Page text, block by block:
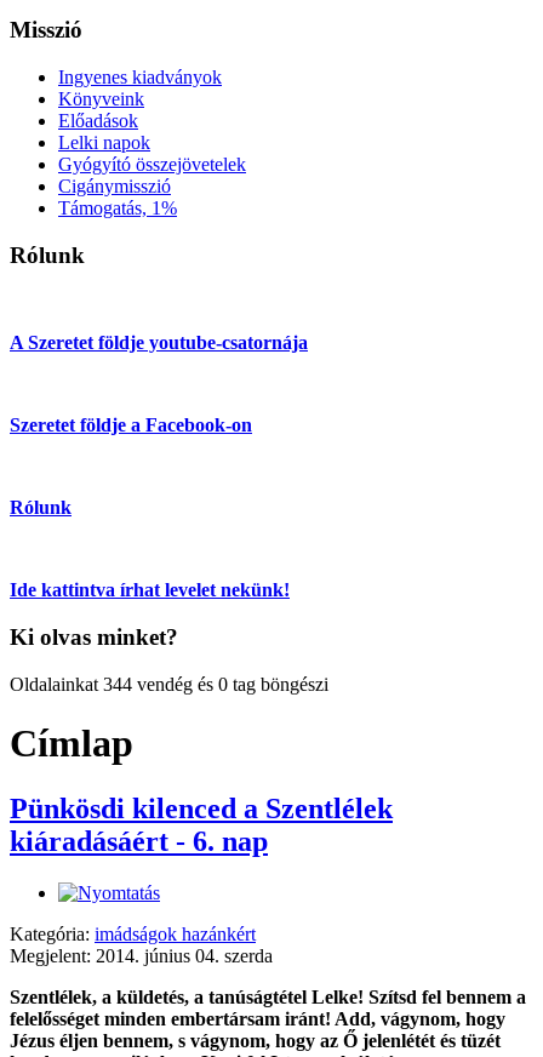
Misszió
Ingyenes kiadványok
Könyveink
Előadások
Lelki napok
Gyógyító összejövetelek
Cigánymisszió
Támogatás, 1%
Rólunk
A Szeretet földje youtube-csatornája
Szeretet földje a Facebook-on
Rólunk
Ide kattintva írhat levelet nekünk!
Ki olvas minket?
Oldalainkat 344 vendég és 0 tag böngészi
Címlap
Pünkösdi kilenced a Szentlélek
kiáradásáért - 6. nap
Kategória: imádságok hazánkért
Megjelent: 2014. június 04. szerda
Szentlélek, a küldetés, a tanúságtétel Lelke! Szítsd fel bennem a
felelősséget minden embertársam iránt! Add, vágynom, hogy
Jézus éljen bennem, s vágynom, hogy az Ő jelenlétét és tüzét